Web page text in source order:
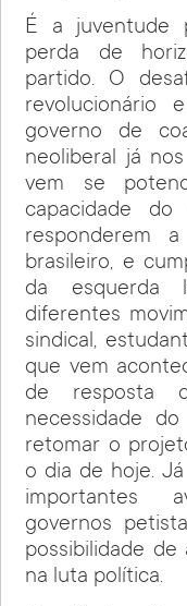
É a juventude
perda de
partido. O
revolucionário
governo de
neoliberal já
vem se
capacidade
responderem
brasileiro, e
da esquerda
diferentes
sindical,
que vem
de resposta
necessidade
retomar o
o dia de hoje.
importantes
governos
possibilidade de
na luta política.